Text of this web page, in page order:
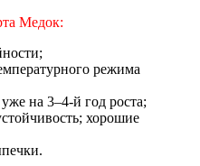
Медок:
режима
на 3–4-й год роста;
хорошие